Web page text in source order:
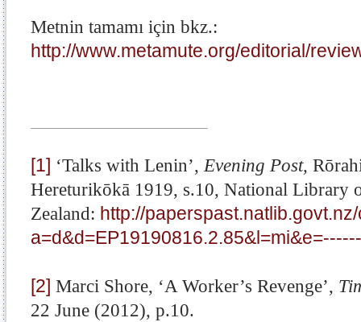
Metnin tamamı için bkz.:
http://www.metamute.org/editorial/
[1] ‘Talks with Lenin’, Evening Post,
Hereturikōkā 1919, s.10, National Library
Zealand: http://
[2] Marci Shore, ‘A Worker’s Revenge’,
22 June (2012), p.10.